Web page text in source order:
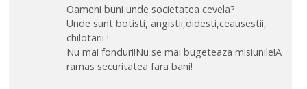
Oameni buni unde societatea cevela?
Unde sunt botisti, angistii,didesti,ceausestii,
chilotarii !
Nu mai fonduri!Nu se mai bugeteaza misiunile!A
ramas securitatea fara bani!